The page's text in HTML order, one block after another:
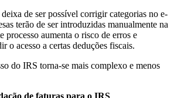
de ser possível corrigir categorias no e-
terão de ser introduzidas manualmente na
processo aumenta o risco de erros e
o acesso a certas deduções fiscais.
do IRS torna-se mais complexo e menos
de faturas para o IRS